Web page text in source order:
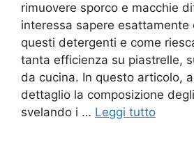
rimuovere sporco e macchie
interessa sapere esattamente
questi detergenti e come
tanta efficienza su piastrelle,
da cucina. In questo articolo,
dettaglio la composizione
svelando i … Leggi tutto